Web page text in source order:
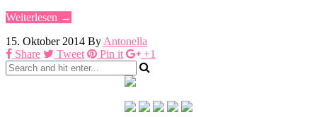
Weiterlesen →
15. Oktober 2014 By Antonella
Share
Tweet Pin it +1